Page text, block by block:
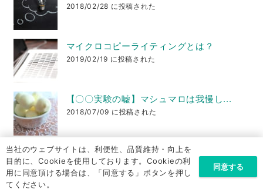
2018/02/28 に投稿された
マイクロコピーライティングとは？
2019/02/19 に投稿された
【〇〇実験の嘘】マシュマロは我慢し...
2018/07/09 に投稿された
最近の投稿
社長、交渉で負けるとかマジありえない件 ～FBIもCIA
当社のウェブサイトは、利便性、品質維持・向上を
目的に、Cookieを使用しております。Cookieの利
用に同意頂ける場合は、「同意する」ボタンを押し
てください。
同意する